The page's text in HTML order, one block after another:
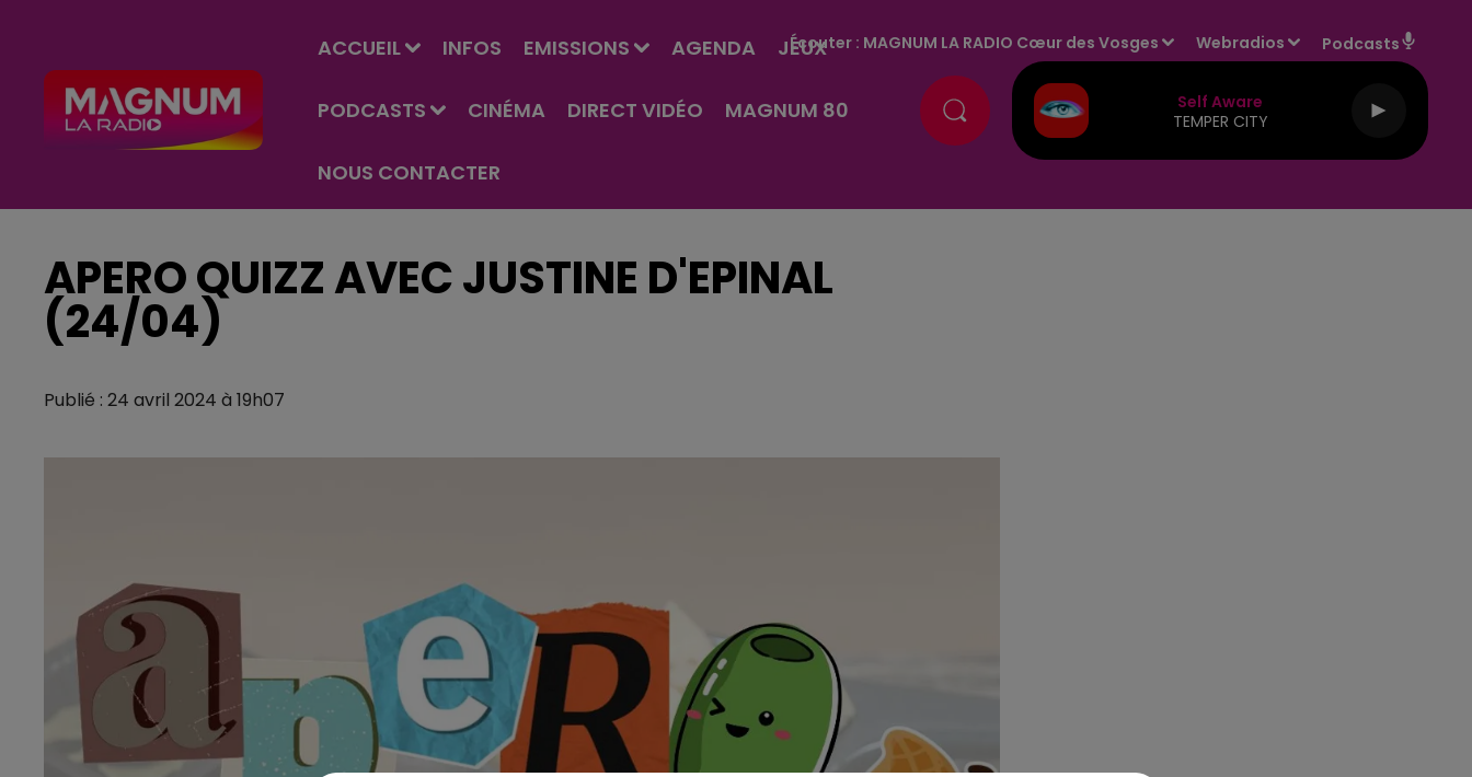
ACCUEIL INFOS EMISSIONS AGENDA JEUX
PODCASTS CINÉMA DIRECT VIDÉO MAGNUM 80
NOUS CONTACTER
Écouter : MAGNUM LA RADIO Cœur des Vosges Webradios Podcasts
Self Aware
TEMPER CITY
APERO QUIZZ AVEC JUSTINE D'EPINAL
(24/04)
Publié : 24 avril 2024 à 19h07